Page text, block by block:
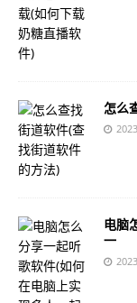
怎么
电脑
一